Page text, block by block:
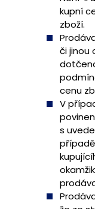
kupní
zboží.
či jinou
cenu
V
s